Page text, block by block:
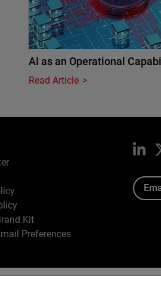
AI as an Operational
Read Article
Kit
Preferences
© 1996-2026 WatchGuard